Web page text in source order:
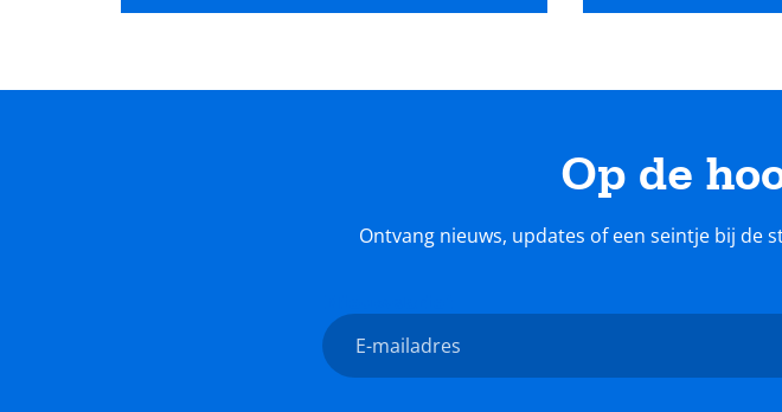
Op de
Ontvang nieuws, updates of een seintje bij de
E-
mailadres